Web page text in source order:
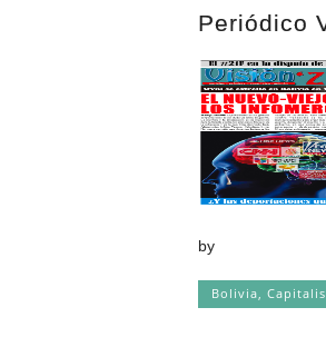
Periódico
by
Bolivia,